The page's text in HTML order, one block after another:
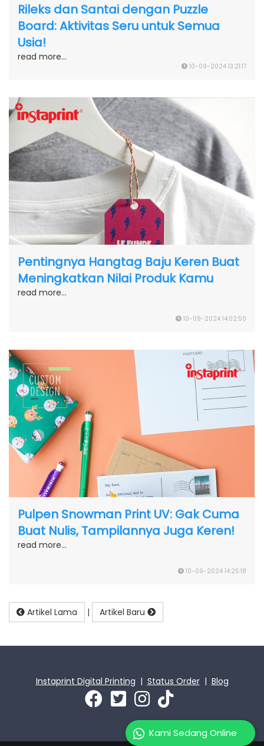
Rileks dan Santai dengan Puzzle
Board: Aktivitas Seru untuk Semua
Usia!
read more...
10-09-2024 13:21:17
Pentingnya Hangtag Baju Keren Buat
Meningkatkan Nilai Produk Kamu
read more...
10-09-2024 14:02:50
Pulpen Snowman Print UV: Gak Cuma
Buat Nulis, Tampilannya Juga Keren!
read more...
10-09-2024 14:25:18
Artikel Lama | Artikel Baru
Instaprint Digital Printing | Status Order| Blog
Kami Sedang Online